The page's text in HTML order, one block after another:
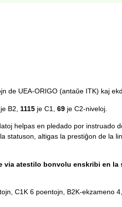
de UEA-ORIGO (antaŭe ITK) kaj
B2, 1115je C1, 69je C2-niveloj.
helpas en pledado por instruado
statuson, altigas la prestiĝon de la
via atestilo bonvolu enskribi en
C1K 6 poentojn, B2K-ekzameno